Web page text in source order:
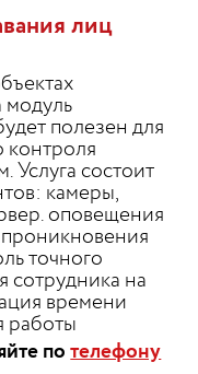
лиц
модуль
полезен для
контроля
Услуга состоит
камеры,
оповещения
точного
сотрудника на
времени
работы
потелефону